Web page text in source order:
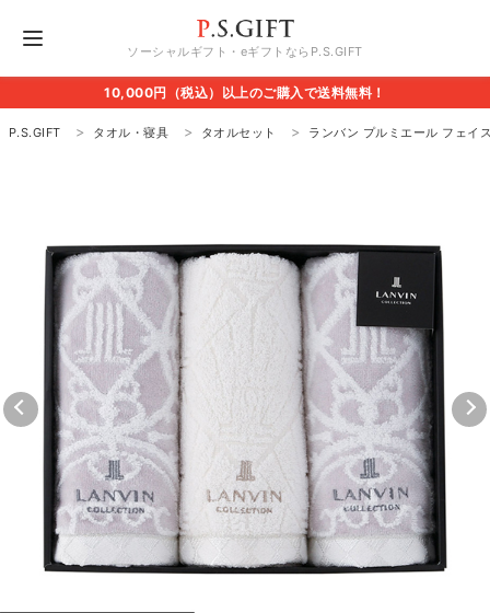
ソーシャルギフト・eギフトならP.S.GIFT
10,000円（税込）以上のご購入で送料無料！
P.S.GIFT タオル・寝具 タオルセット ランバン プルミエール フェイ